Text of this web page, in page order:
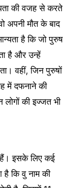
की वजह से करते
अपनी मौत के बाद
है कि जो पुरुष
है और उन्हें
वहीं, जिन पुरुषों
में दफनाने की
लोगों की इज्जत भी
हैं। इसके लिए कई
है कि वु नाम की